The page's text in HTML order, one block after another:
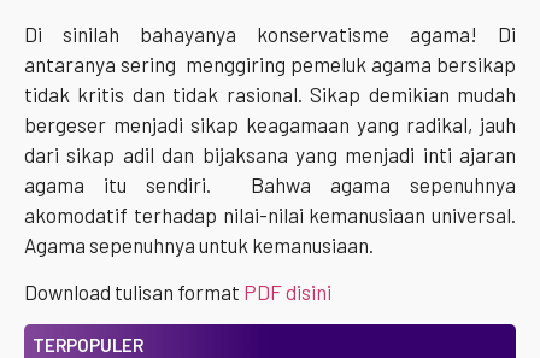
Di sinilah bahayanya konservatisme agama! Di
antaranya sering menggiring pemeluk agama bersikap
tidak kritis dan tidak rasional. Sikap demikian mudah
bergeser menjadi sikap keagamaan yang radikal, jauh
dari sikap adil dan bijaksana yang menjadi inti ajaran
agama itu sendiri. Bahwa agama sepenuhnya
akomodatif terhadap nilai-nilai kemanusiaan universal.
Agama sepenuhnya untuk kemanusiaan.
Download tulisan format PDF disini
TERPOPULER